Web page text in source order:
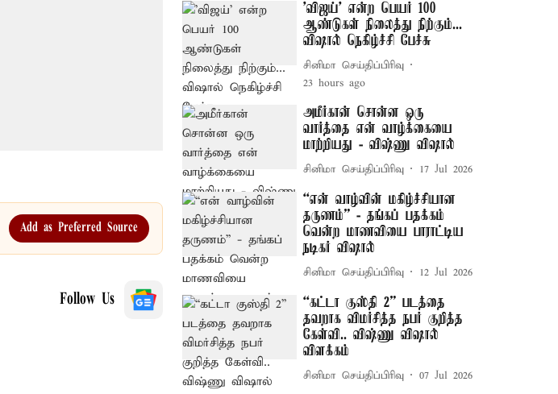
Add as Preferred Source
Follow Us
'விஜய்' என்ற பெயர் 100
ஆண்டுகள் நிலைத்து நிற்கும்...
விஷால் நெகிழ்ச்சி பேச்சு
சினிமா செய்திப்பிரிவு
23 hours ago
அமீர்கான் சொன்ன ஒரு
வார்த்தை என் வாழ்க்கையை
மாற்றியது - விஷ்ணு விஷால்
சினிமா செய்திப்பிரிவு 17 Jul 2026
“என் வாழ்வின் மகிழ்ச்சியான
தருணம்” - தங்கப் பதக்கம்
வென்ற மாணவியை பாராட்டிய
நடிகர் விஷால்
சினிமா செய்திப்பிரிவு 12 Jul 2026
“கட்டா குஸ்தி 2” படத்தை
தவறாக விமர்சித்த நபர் குறித்த
கேள்வி.. விஷ்ணு விஷால்
விளக்கம்
சினிமா செய்திப்பிரிவு 07 Jul 2026